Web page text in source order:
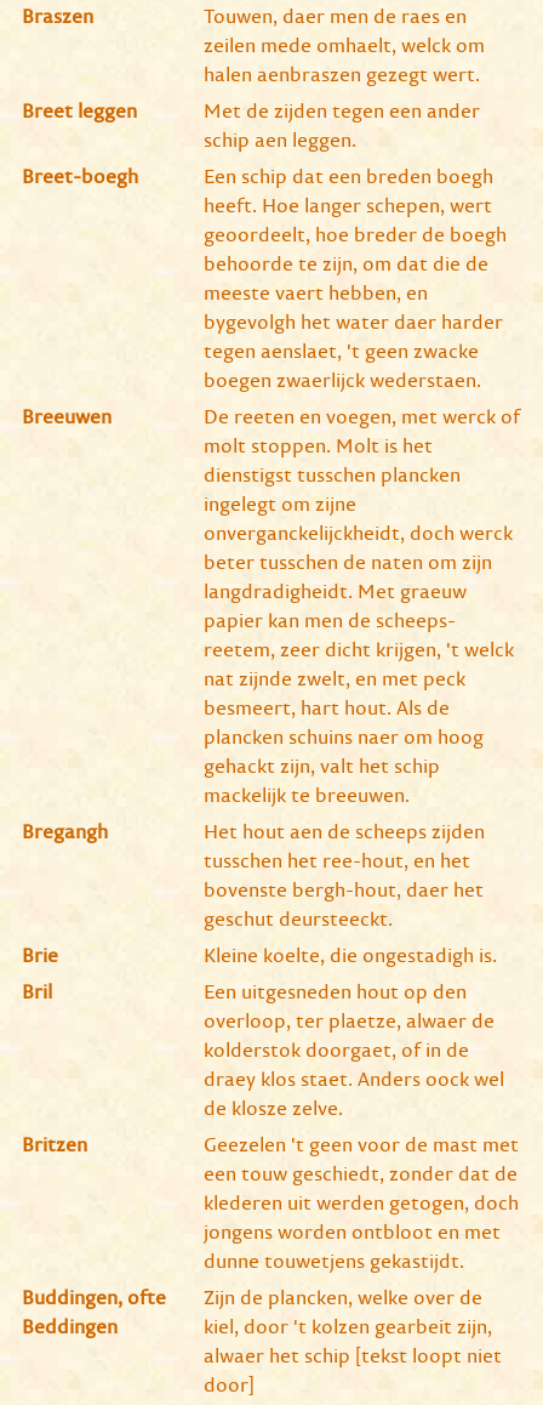
Braszen
Touwen, daer men de raes en
zeilen mede omhaelt, welck om
halen aenbraszen gezegt wert.
Breet leggen
Met de zijden tegen een ander
schip aen leggen.
Breet-boegh
Een schip dat een breden boegh
heeft. Hoe langer schepen, wert
geoordeelt, hoe breder de boegh
behoorde te zijn, om dat die de
meeste vaert hebben, en
bygevolgh het water daer harder
tegen aenslaet, 't geen zwacke
boegen zwaerlijck wederstaen.
Breeuwen
De reeten en voegen, met werck of
molt stoppen. Molt is het
dienstigst tusschen plancken
ingelegt om zijne
onverganckelijckheidt, doch werck
beter tusschen de naten om zijn
langdradigheidt. Met graeuw
papier kan men de scheeps-
reetem, zeer dicht krijgen, 't welck
nat zijnde zwelt, en met peck
besmeert, hart hout. Als de
plancken schuins naer om hoog
gehackt zijn, valt het schip
mackelijk te breeuwen.
Bregangh
Het hout aen de scheeps zijden
tusschen het ree-hout, en het
bovenste bergh-hout, daer het
geschut deursteeckt.
Brie
Kleine koelte, die ongestadigh is.
Bril
Een uitgesneden hout op den
overloop, ter plaetze, alwaer de
kolderstok doorgaet, of in de
draey klos staet. Anders oock wel
de klosze zelve.
Britzen
Geezelen 't geen voor de mast met
een touw geschiedt, zonder dat de
klederen uit werden getogen, doch
jongens worden ontbloot en met
dunne touwetjens gekastijdt.
Buddingen, ofte
Beddingen
Zijn de plancken, welke over de
kiel, door 't kolzen gearbeit zijn,
alwaer het schip [tekst loopt niet
door]